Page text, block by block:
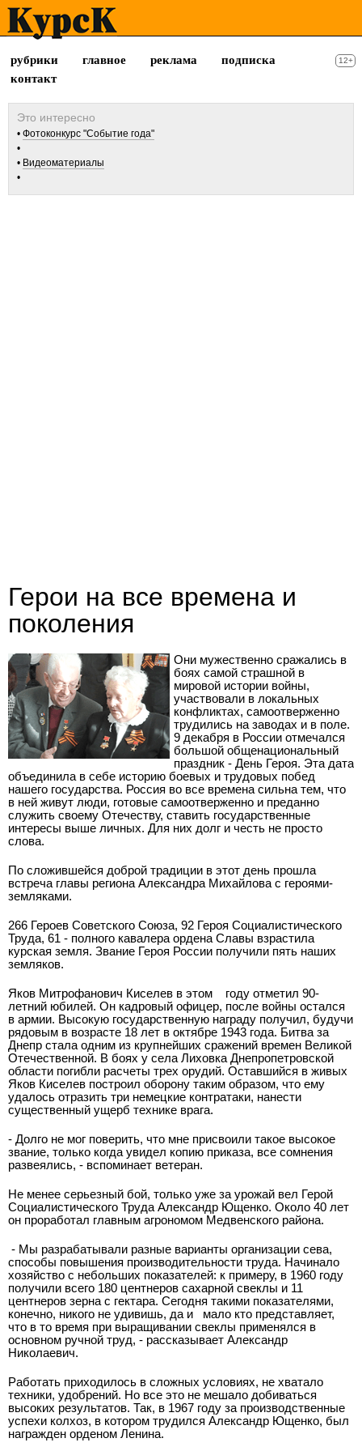
рубрики главное реклама
подписка
контакт
12+
Фотоконкурс "Событие года"
Видеоматериалы
Герои на все времена и
поколения
Они мужественно сражались в
боях самой страшной в
мировой истории войны,
участвовали в локальных
конфликтах, самоотверженно
трудились на заводах и в поле.
9 декабря в России отмечался
большой общенациональный
праздник - День Героя. Эта дата
объединила в себе историю боевых и трудовых побед
нашего государства. Россия во все времена сильна тем, что
в ней живут люди, готовые самоотверженно и преданно
служить своему Отечеству, ставить государственные
интересы выше личных. Для них долг и честь не просто
слова.
По сложившейся доброй традиции в этот день прошла
встреча главы региона Александра Михайлова с героями-
земляками.
266 Героев Советского Союза, 92 Героя Социалистического
Труда, 61 - полного кавалера ордена Славы взрастила
курская земля. Звание Героя России получили пять наших
земляков.
Яков Митрофанович Киселев в этом
году отметил 90-
летний юбилей. Он кадровый офицер, после войны остался
в армии. Высокую государственную награду получил, будучи
рядовым в возрасте 18 лет в октябре 1943 года. Битва за
Днепр стала одним из крупнейших сражений времен Великой
Отечественной. В боях у села Лиховка Днепропетровской
области погибли расчеты трех орудий. Оставшийся в живых
Яков Киселев построил оборону таким образом, что ему
удалось отразить три немецкие контратаки, нанести
существенный ущерб технике врага.
- Долго не мог поверить, что мне присвоили такое высокое
звание, только когда увидел копию приказа, все сомнения
развеялись, - вспоминает ветеран.
Не менее серьезный бой, только уже за урожай вел Герой
Социалистического Труда Александр Ющенко. Около 40 лет
он проработал главным агрономом Медвенского района.
- Мы разрабатывали разные варианты организации сева,
способы повышения производительности труда. Начинало
хозяйство с небольших показателей: к примеру, в 1960 году
получили всего 180 центнеров сахарной свеклы и 11
центнеров зерна с гектара. Сегодня такими показателями,
конечно, никого не удивишь, да и
мало кто представляет,
что в то время при выращивании свеклы применялся в
основном ручной труд, - рассказывает Александр
Николаевич.
Работать приходилось в сложных условиях, не хватало
техники, удобрений. Но все это не мешало добиваться
высоких результатов. Так, в 1967 году за производственные
успехи колхоз, в котором трудился Александр Ющенко, был
награжден орденом Ленина.